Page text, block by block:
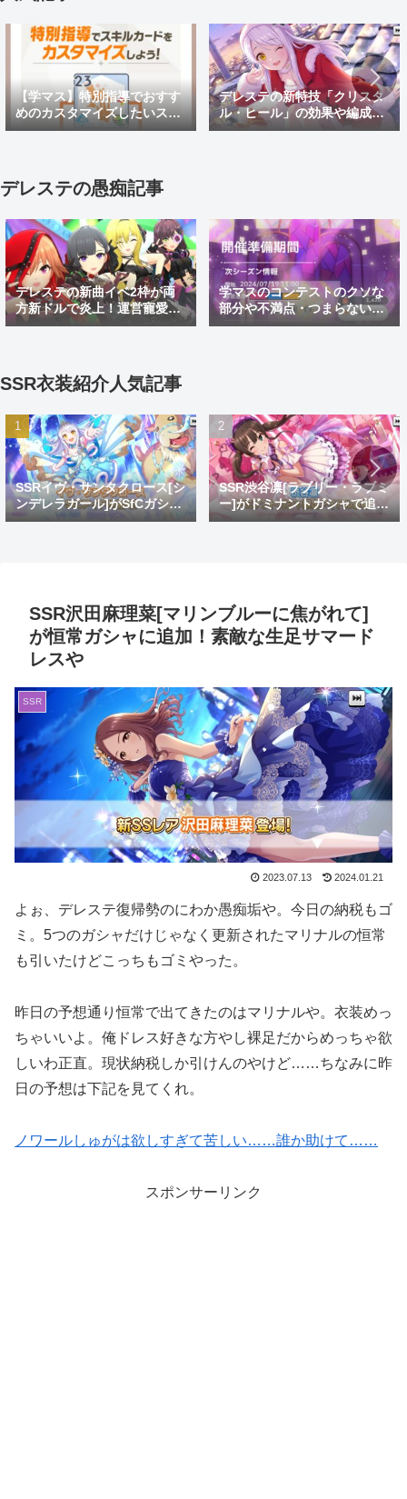
【学マス】特別指導でおすす
めのカスタマイズしたいスキ
ルカードと効果を紹介！
デレステの新特技「クリスタ
ル・ヒール」の効果や編成例
を解説！放置編成への組み込
デレステの愚痴記事
デレステの新曲イベ2枠が両
方新ドルで炎上！運営寵愛白
黒コンビと当て馬踏み台しき
学マスのコンテストのクソな
部分や不満点・つまらない点
などを紹介。上位勢たちよく
SSR衣装紹介人気記事
SSRイヴ・サンタクロース[シ
ンデレラガール]がSfCガシャ
で登場！おめでとうイヴ。大
SSR渋谷凛[ラブリー・ラブミ
ー]がドミナントガシャで追
加！蒼を捨てし8周目先発ゴ
SSR沢田麻理菜[マリンブルーに焦がれて]
が恒常ガシャに追加！素敵な生足サマード
レスや
SSR
2023.07.13 2024.01.21
よぉ、デレステ復帰勢のにわか愚痴垢や。今日の納税もゴ
ミ。5つのガシャだけじゃなく更新されたマリナルの恒常
も引いたけどこっちもゴミやった。
昨日の予想通り恒常で出てきたのはマリナルや。衣装めっ
ちゃいいよ。俺ドレス好きな方やし裸足だからめっちゃ欲
しいわ正直。現状納税しか引けんのやけど……ちなみに昨
日の予想は下記を見てくれ。
ノワールしゅがは欲しすぎて苦しい……誰か助けて……
スポンサーリンク